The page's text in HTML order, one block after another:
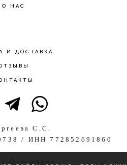
О НАС
И ДОСТАВКА
С.С.
/ ИНН 772852691860
Петербург